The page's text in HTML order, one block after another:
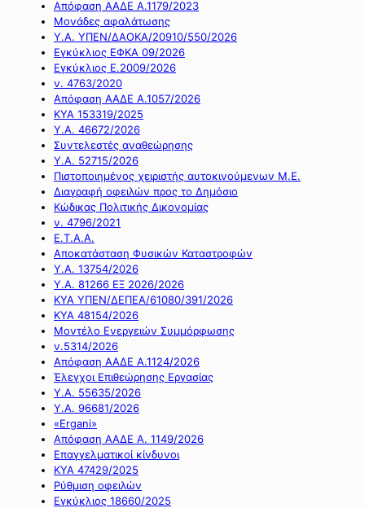
Απόφαση ΑΑΔΕ Α.1179/2023
Μονάδες αφαλάτωσης
Υ.Α. ΥΠΕΝ/ΔΑΟΚΑ/20910/550/2026
Εγκύκλιος ΕΦΚΑ 09/2026
Εγκύκλιος Ε.2009/2026
ν. 4763/2020
Απόφαση ΑΑΔΕ Α.1057/2026
ΚΥΑ 153319/2025
Υ.Α. 46672/2026
Συντελεστές αναθεώρησης
Υ.Α. 52715/2026
Πιστοποιημένος χειριστής αυτοκινούμενων Μ.Ε.
Διαγραφή οφειλών προς το Δημόσιο
Κώδικας Πολιτικής Δικονομίας
ν. 4796/2021
Ε.Τ.Α.Α.
Αποκατάσταση Φυσικών Καταστροφών
Υ.Α. 13754/2026
Υ.Α. 81266 ΕΞ 2026/2026
ΚΥΑ ΥΠΕΝ/ΔΕΠΕΑ/61080/391/2026
ΚΥΑ 48154/2026
Μοντέλο Ενεργειών Συμμόρφωσης
ν.5314/2026
Απόφαση ΑΑΔΕ Α.1124/2026
Έλεγχοι Επιθεώρησης Εργασίας
Υ.Α. 55635/2026
Υ.Α. 96681/2026
«Ergani»
Απόφαση ΑΑΔΕ Α. 1149/2026
Επαγγελματικοί κίνδυνοι
ΚΥΑ 47429/2025
Ρύθμιση οφειλών
Εγκύκλιος 18660/2025